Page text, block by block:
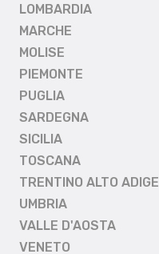
LOMBARDIA
MARCHE
MOLISE
PIEMONTE
PUGLIA
SARDEGNA
SICILIA
TOSCANA
TRENTINO ALTO ADIGE
UMBRIA
VALLE D'AOSTA
VENETO